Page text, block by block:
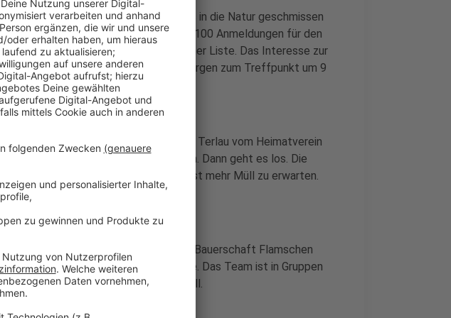
dabei auch, Müll sollte nicht achtlos in die Natur geschmissen
viele Menschen auf den Beinen, rund 100 Anmeldungen für den
vom Heimatverein Lette auf seiner Liste. Das Interesse zur
freiwillige Helfer können heute Morgen zum Treffpunkt um 9
durch Appelhülsen. Thomas Terlau vom Heimatverein
um 10 Uhr im Dorf am Pfarrheim. Dann geht es los. Die
denn es gibt viel zu tun. Es ist mehr Müll zu erwarten.
nicht regelmäßig stattfinden.
um Jonas Hegemann in der Bauerschaft Flamschen
ist um 14 Uhr an der Freilichtbühne. Das Team ist in Gruppen
sie sich auf die Suche nach Müll.